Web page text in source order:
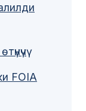
FOIA